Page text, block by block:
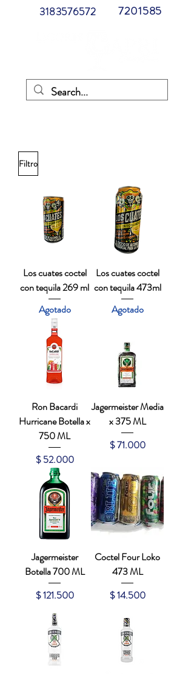
3183576572 7201585
Filtro
Los cuates coctel
con tequila 269 ml
Agotado
Los cuates coctel
con tequila 473ml
Agotado
Ron Bacardi
Hurricane Botella x
750 ML
Precio
$ 52.000
Jagermeister Media
x 375 ML
Precio
$ 71.000
Jagermeister
Botella 700 ML
Precio
$ 121.500
Coctel Four Loko
473 ML
Precio
$ 14.500